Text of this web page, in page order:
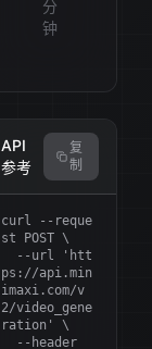
分
钟
API
参考
复
制
curl --reque
st POST \
ps://api.min
imaxi.com/v
2/video_gene
ration' \